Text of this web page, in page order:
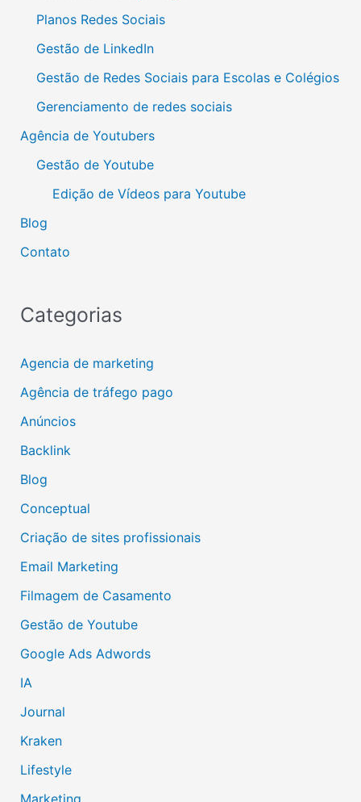
Planos Redes Sociais
Gestão de LinkedIn
Gestão de Redes Sociais para Escolas e Colégios
Gerenciamento de redes sociais
Agência de Youtubers
Gestão de Youtube
Edição de Vídeos para Youtube
Blog
Contato
Categorias
Agencia de marketing
Agência de tráfego pago
Anúncios
Backlink
Blog
Conceptual
Criação de sites profissionais
Email Marketing
Filmagem de Casamento
Gestão de Youtube
Google Ads Adwords
IA
Journal
Kraken
Lifestyle